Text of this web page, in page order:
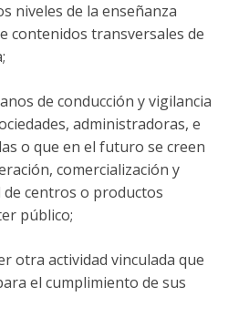
niveles de la enseñanza
contenidos transversales de
de conducción y vigilancia
administradoras, e
o que en el futuro se creen
comercialización y
centros o productos
público;
otra actividad vinculada que
el cumplimiento de sus